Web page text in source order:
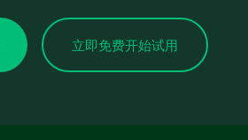
立即免费开始试用